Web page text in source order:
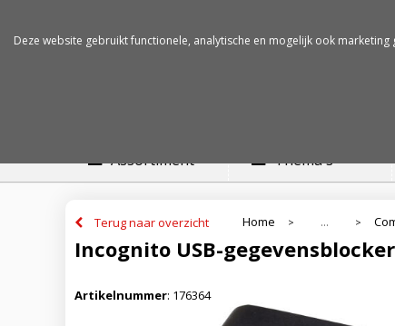
Assortiment Thema's
Terug naar overzicht Home > ... >
Incognito USB-gegevensblocker
Artikelnummer: 176364
Deze website gebruikt functionele, analytische en mogelijk ook